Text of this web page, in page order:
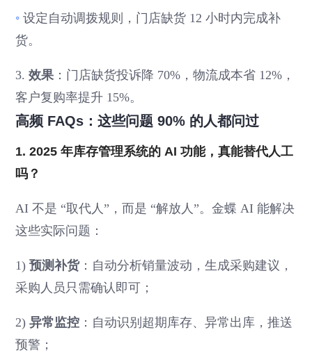
◦设定自动调拨规则，门店缺货 12 小时内完成补
货。
3.效果 ：门店缺货投诉降 70%，物流成本省 12%，
客户复购率提升 15%。
高频 FAQs：这些问题 90% 的人都问过
1. 2025 年库存管理系统的 AI 功能，真能替代人工
吗？
AI 不是 “取代人”，而是 “解放人”。金蝶 AI 能解决
这些实际问题：
1)预测补货：自动分析销量波动，生成采购建议，
采购人员只需确认即可；
2)异常监控 ：自动识别超期库存、异常出库，推送
预警；